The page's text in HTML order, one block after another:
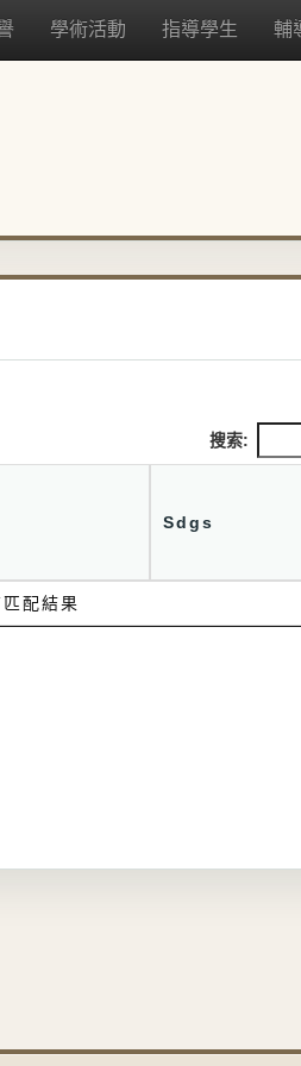
學術活動 指導學生 輔
搜索:
Sdgs
配結果